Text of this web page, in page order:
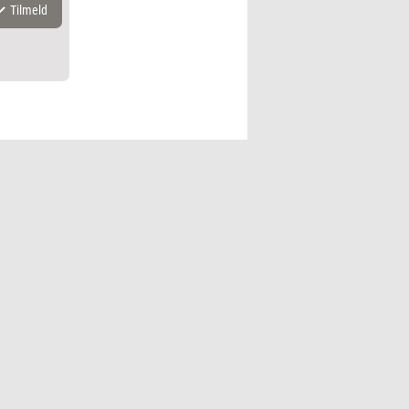
Tilmeld